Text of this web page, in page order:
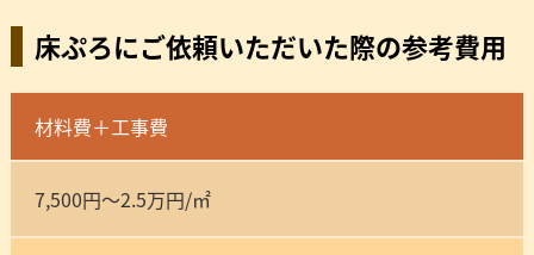
床ぷろにご依頼いただいた際の参考費用
材料費＋工事費
7,500円～2.5万円/㎡